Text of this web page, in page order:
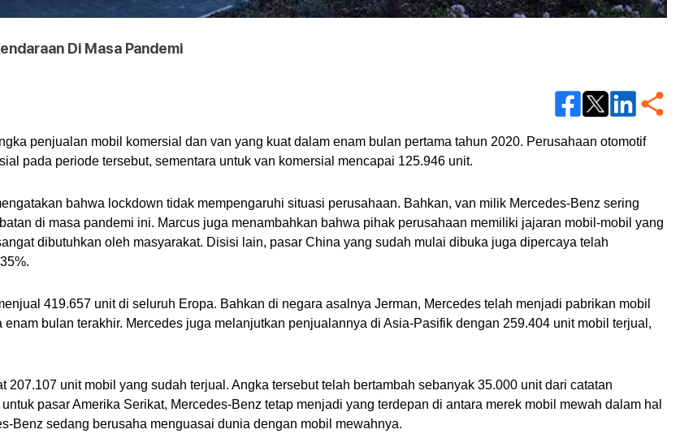
Di Masa Pandemi
penjualan mobil komersial dan van yang kuat dalam enam bulan pertama tahun 2020. Perusahaan otomotif
pada periode tersebut, sementara untuk van komersial mencapai 125.946 unit.
bahwa lockdown tidak mempengaruhi situasi perusahaan. Bahkan, van milik Mercedes-Benz sering
di masa pandemi ini. Marcus juga menambahkan bahwa pihak perusahaan memiliki jajaran mobil-mobil yang
dibutuhkan oleh masyarakat. Disisi lain, pasar China yang sudah mulai dibuka juga dipercaya telah
419.657 unit di seluruh Eropa. Bahkan di negara asalnya Jerman, Mercedes telah menjadi pabrikan mobil
bulan terakhir. Mercedes juga melanjutkan penjualannya di Asia-Pasifik dengan 259.404 unit mobil terjual,
unit mobil yang sudah terjual. Angka tersebut telah bertambah sebanyak 35.000 unit dari catatan
pasar Amerika Serikat, Mercedes-Benz tetap menjadi yang terdepan di antara merek mobil mewah dalam hal
Benz sedang berusaha menguasai dunia dengan mobil mewahnya.